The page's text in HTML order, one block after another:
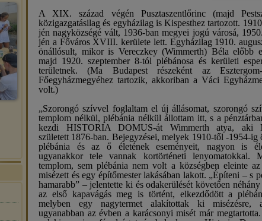
A XIX. század végén Pusztaszentlőrinc (majd
közigazgatásilag és egyházilag is Kispesthez tartozott.
jén nagyközségé vált, 1936-ban megyei jogú városá,
jén a Főváros XVIII. kerülete lett. Egyházilag 1910.
önállósult, mikor is Vereczkey (Wimmerth) Béla előbb
majd 1920. szeptember 8-tól plébánosa és kerületi
területnek. (Ma Budapest részeként az Esztergom-
Főegyházmegyéhez tartozik, akkoriban a Váci
volt.)
„Szorongó szívvel foglaltam el új állásomat, szorongó
templom nélkül, plébánia nélkül állottam itt, s a
kezdi HISTORIA DOMUS-át Wimmerth atya, aki
született 1876-ban. Bejegyzései, melyek 1910-től -1954-ig
plébánia és az ő életének eseményeit, nagyon is
ugyanakkor tele vannak kortörténeti lenyomatokkal.
templom, sem plébánia nem volt a községben eleinte az
misézett és egy építőmester lakásában lakott. „Építeni – s
hamarabb” – jelentette ki és odakerülését követően
az első kapavágás meg is történt, elkezdődött a
melyben egy nagytermet alakítottak ki misézésre,
ugyanabban az évben a karácsonyi misét már